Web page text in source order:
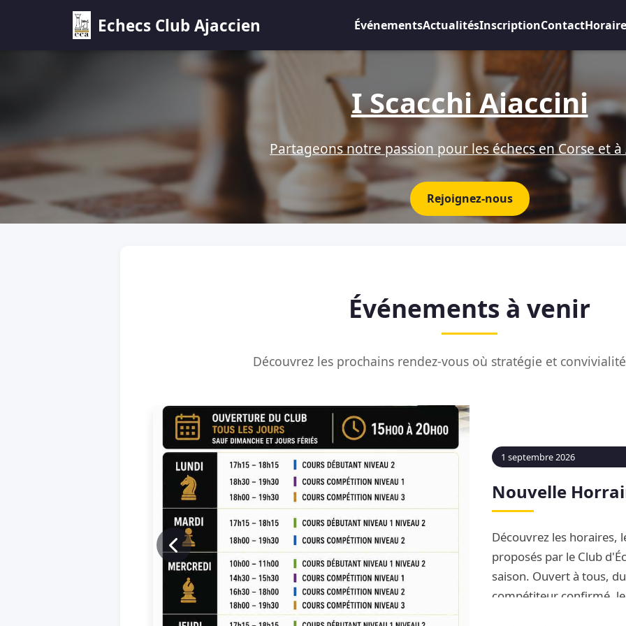
Echecs Club Ajaccien ÉvénementsActualitésInscriptionContact
I Scacchi Aiaccini
Partageons notre passion pour les échecs en Corse et à
Rejoignez-nous
Événements à venir
Découvrez les prochains rendez-vous où stratégie et
1 septembre 2026
Nouvelle
Découvrez les horaires,
proposés par le Club
saison. Ouvert à tous,
compétiteur confirmé,